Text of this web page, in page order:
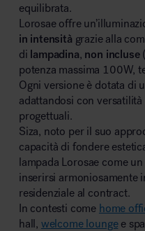
equilibrata.
Lorosae offre
in intensità grazie alla
di lampadina, non incluse
potenza massima 100W,
Ogni versione è dotata di
adattandosi con
progettuali.
Siza, noto per il suo
capacità di fondere
lampada Lorosae come
inserirsi armoniosamente
residenziale al contract.
In contesti come home
hall, welcome loungee